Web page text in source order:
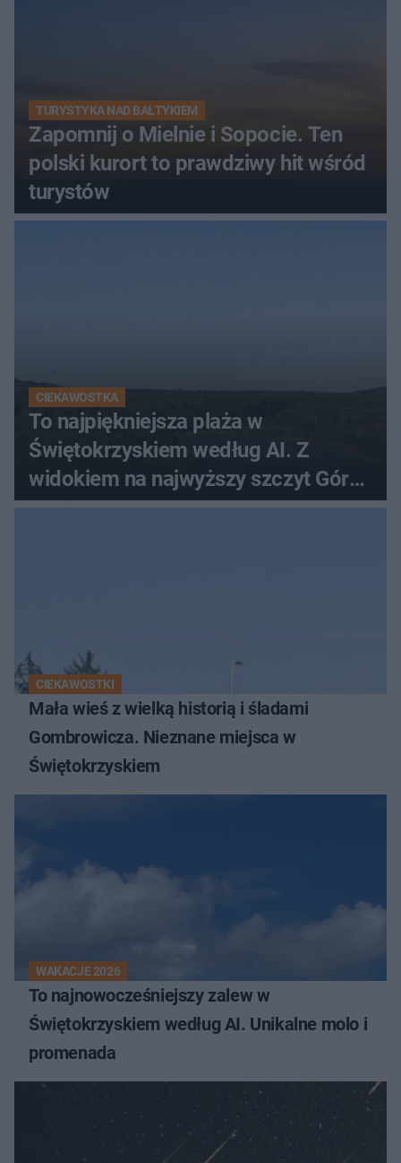
TURYSTYKA NAD BAŁTYKIEM
Zapomnij o Mielnie i Sopocie. Ten
polski kurort to prawdziwy hit wśród
turystów
CIEKAWOSTKA
To najpiękniejsza plaża w
Świętokrzyskiem według AI. Z
widokiem na najwyższy szczyt Gór
Świętokrzyskich
CIEKAWOSTKI
Mała wieś z wielką historią i śladami
Gombrowicza. Nieznane miejsca w
Świętokrzyskiem
WAKACJE 2026
To najnowocześniejszy zalew w
Świętokrzyskiem według AI. Unikalne molo i
promenada